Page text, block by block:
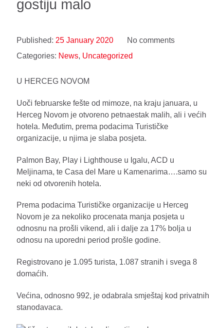
gostiju malo
Published: 25 January 2020
No comments
Categories: News, Uncategorized
U HERCEG NOVOM
Uoči februarske fešte od mimoze, na kraju januara, u
Herceg Novom je otvoreno petnaestak malih, ali i većih
hotela. Međutim, prema podacima Turističke
organizacije, u njima je slaba posjeta.
Palmon Bay, Play i Lighthouse u Igalu, ACD u
Meljinama, te Casa del Mare u Kamenarima….samo su
neki od otvorenih hotela.
Prema podacima Turističke organizacije u Herceg
Novom je za nekoliko procenata manja posjeta u
odnosnu na prošli vikend, ali i dalje za 17% bolja u
odnosu na uporedni period prošle godine.
Registrovano je 1.095 turista, 1.087 stranih i svega 8
domaćih.
Većina, odnosno 992, je odabrala smještaj kod privatnih
stanodavaca.